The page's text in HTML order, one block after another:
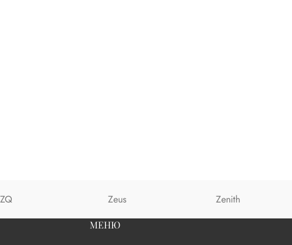
ZQ Zeus Zenith
МЕНЮ